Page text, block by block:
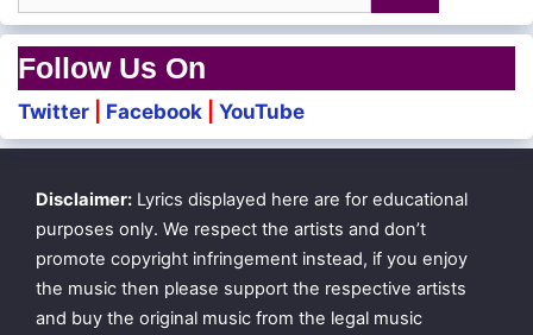
Ulla aangudhu ungudhu
Innum thaangudhu thaangudhu nenjam
Ulla thaga thaga thaga thaga
Thagakkudhu silukkudhu
Follow Us On
Twitter Facebook YouTube
Disclaimer: Lyrics displayed here are for educational
purposes only. We respect the artists and don’t
promote copyright infringement instead, if you enjoy
the music then please support the respective artists
and buy the original music from the legal music